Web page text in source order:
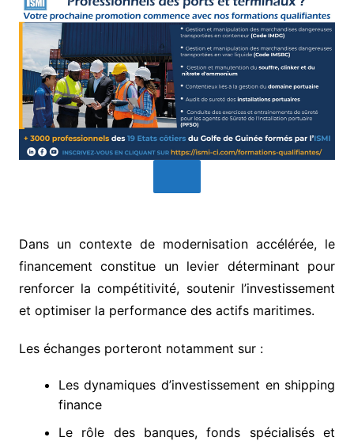
Dans un contexte de modernisation accélérée, le
financement constitue un levier déterminant pour
renforcer la compétitivité, soutenir l’investissement
et optimiser la performance des actifs maritimes.
Les échanges porteront notamment sur :
Les dynamiques d’investissement en shipping
finance
Le rôle des banques, fonds spécialisés et